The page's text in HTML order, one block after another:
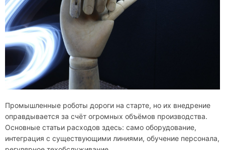
Промышленные роботы дороги на старте, но их внедрение
оправдывается за счёт огромных объёмов производства.
Основные статьи расходов здесь: само оборудование,
интеграция с существующими линиями, обучение персонала,